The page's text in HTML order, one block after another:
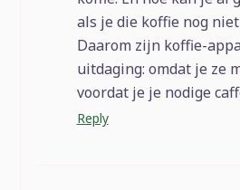
als je die koffie nog
Daarom zijn koffie-
uitdaging: omdat je ze
voordat je je nodige
Reply